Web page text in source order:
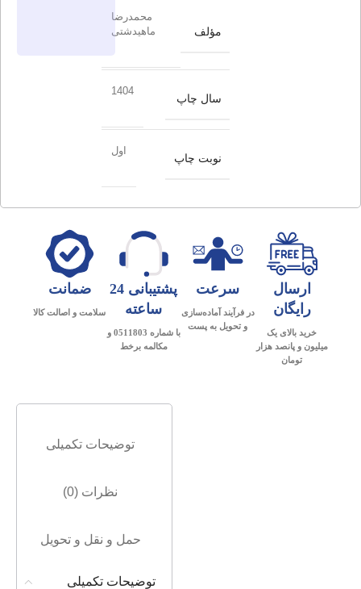
مؤلف
محمدرضا
ماهیدشتی
سال چاپ
1404
نوبت چاپ
اول
ارسال
رایگان
خرید بالای یک
میلیون و پانصد هزار
تومان
سرعت
در فرآیند آماده‌سازی
و تحویل به پست
پشتیبانی 24
ساعته
با شماره 0511803 و
مکالمه برخط
ضمانت
سلامت و اصالت کالا
توضیحات تکمیلی
نظرات (0)
حمل و نقل و تحویل
توضیحات تکمیلی